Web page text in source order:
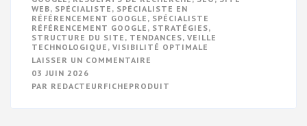
WEB, SPÉCIALISTE , SPÉCIALISTE EN
RÉFÉRENCEMENT GOOGLE , SPÉCIALISTE
RÉFÉRENCEMENT GOOGLE , STRATÉGIES,
STRUCTURE DU SITE , TENDANCES, VEILLE
TECHNOLOGIQUE , VISIBILITÉ OPTIMALE
LAISSER UN COMMENTAIRE
:
03 JUIN 2026
PAR REDACTEURFICHEPRODUIT